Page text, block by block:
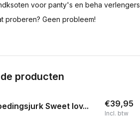
voor panty's en beha verlengers
proberen? Geen probleem!
producten
Sweet lov... €39,95
Incl. btw